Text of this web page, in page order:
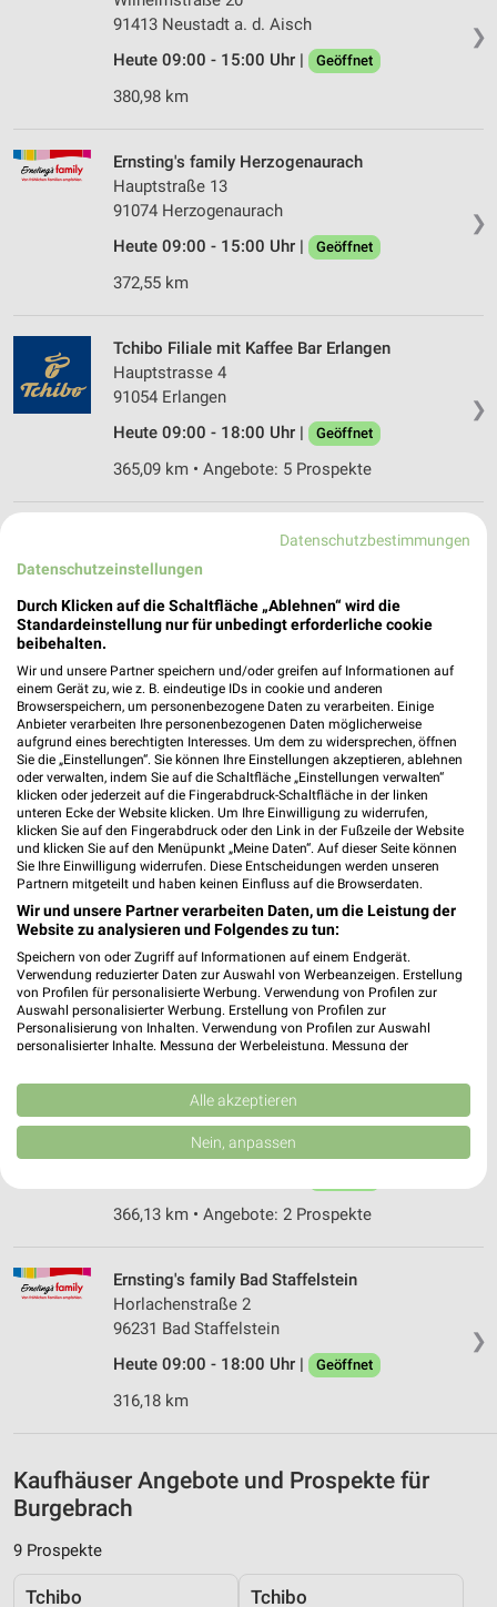
❯
91413 Neustadt a. d. Aisch
Heute 09:00 - 15:00 Uhr |
Geöffnet
380,98 km
❯
Ernsting's family Herzogenaurach
Hauptstraße 13
91074 Herzogenaurach
Heute 09:00 - 15:00 Uhr |
Geöffnet
372,55 km
❯
Tchibo Filiale mit Kaffee Bar Erlangen
Hauptstrasse 4
91054 Erlangen
Heute 09:00 - 18:00 Uhr |
Geöffnet
365,09 km • Angebote: 5 Prospekte
Ernsting's family Erlangen
Hauptstraße 6
91054 Erlangen
Heute 09:00 - 20:00 Uhr | Geöffnet
Woolworth Erlangen
Nürnberger Str. 22
91052 Erlangen
Heute 09:00 - 20:00 Uhr | Geöffnet
366,05 km
Woolworth Erlangen
Nürnberger Str. 24-26
91052 Erlangen
Heute 09:00 - 20:00 Uhr | Geöffnet
366,09 km
❯
GALERIA Erlangen
Nürnberger Straße 30
91052 Erlangen
366,13 km • Angebote: 2 Prospekte
❯
Ernsting's family Bad Staffelstein
Horlachenstraße 2
96231 Bad Staffelstein
Heute 09:00 - 18:00 Uhr |
Geöffnet
316,18 km
Kaufhäuser Angebote und Prospekte für
Burgebrach
9 Prospekte
Tchibo Tchibo
Datenschutzbestimmungen
Datenschutzeinstellungen
Durch Klicken auf die Schaltfläche „Ablehnen“ wird die
Standardeinstellung nur für unbedingt erforderliche cookie
beibehalten.
Wir und unsere Partner speichern und/oder greifen auf Informationen auf
einem Gerät zu, wie z. B. eindeutige IDs in cookie und anderen
Browserspeichern, um personenbezogene Daten zu verarbeiten. Einige
Anbieter verarbeiten Ihre personenbezogenen Daten möglicherweise
aufgrund eines berechtigten Interesses. Um dem zu widersprechen, öffnen
Sie die „Einstellungen“. Sie können Ihre Einstellungen akzeptieren, ablehnen
oder verwalten, indem Sie auf die Schaltfläche „Einstellungen verwalten“
klicken oder jederzeit auf die Fingerabdruck-Schaltfläche in der linken
unteren Ecke der Website klicken. Um Ihre Einwilligung zu widerrufen,
klicken Sie auf den Fingerabdruck oder den Link in der Fußzeile der Website
und klicken Sie auf den Menüpunkt „Meine Daten“. Auf dieser Seite können
Sie Ihre Einwilligung widerrufen. Diese Entscheidungen werden unseren
Partnern mitgeteilt und haben keinen Einfluss auf die Browserdaten.
Wir und unsere Partner verarbeiten Daten, um die Leistung der
Website zu analysieren und Folgendes zu tun:
Speichern von oder Zugriff auf Informationen auf einem Endgerät.
Verwendung reduzierter Daten zur Auswahl von Werbeanzeigen. Erstellung
von Profilen für personalisierte Werbung. Verwendung von Profilen zur
Auswahl personalisierter Werbung. Erstellung von Profilen zur
Personalisierung von Inhalten. Verwendung von Profilen zur Auswahl
personalisierter Inhalte. Messung der Werbeleistung. Messung der
Kombinationen von Daten aus verschiedenen Quellen. Entwicklung und
Verbesserung der Angebote. Verwendung reduzierter Daten zur Auswahl
von Inhalten.
Daten können außerhalb der Europäischen Union weitergegeben und in die
USA gesendet werden.
Website/App.
Partnerliste anzeigen (1 IAB-Anbieter)
IAB-Verarbeitungszwecke:
Speichern von oder Zugriff auf Informationen
auf einem Endgerät
Verwendung reduzierter Daten zur Auswahl von
Werbeanzeigen
Verwendung von Profilen zur Auswahl
personalisierter Werbung
von Inhalten
Alle akzeptieren
Nein, anpassen